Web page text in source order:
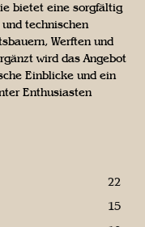
bietet eine sorgfältig
technischen
Werften und
wird das Angebot
Einblicke und ein
Enthusiasten
22
15